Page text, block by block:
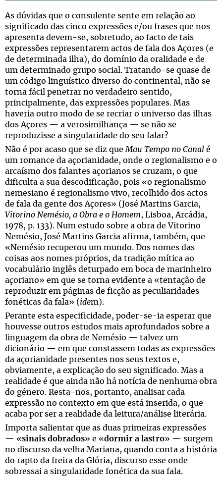
As dúvidas que o consulente sente em relação ao
significado das cinco expressões e/ou frases que nos
apresenta devem-se, sobretudo, ao facto de tais
expressões representarem actos de fala dos Açores (e
de determinada ilha), do domínio da oralidade e de
um determinado grupo social. Tratando-se quase de
um código linguístico diverso do continental, não se
torna fácil penetrar no verdadeiro sentido,
principalmente, das expressões populares. Mas
haveria outro modo de se recriar o universo das ilhas
dos Açores — a verosimilhança — se não se
reproduzisse a singularidade do seu falar?
Não é por acaso que se diz que Mau Tempo no Canal é
um romance da açorianidade, onde o regionalismo e o
arcaísmo dos falantes açorianos se cruzam, o que
dificulta a sua descodificação, pois «o regionalismo
nemesiano é regionalismo vivo, recolhido dos actos
de fala da gente dos Açores» (José Martins Garcia,
Vitorino Nemésio, a Obra e o Homem, Lisboa, Arcádia,
1978, p. 133). Num estudo sobre a obra de Vitorino
Nemésio, José Martins Garcia afirma, também, que
«Nemésio recuperou um mundo. Dos nomes das
coisas aos nomes próprios, da tradição mítica ao
vocabulário inglês deturpado em boca de marinheiro
açoriano» em que se torna evidente a «tentação de
reproduzir em páginas de ficção as peculiaridades
fonéticas da fala» ( idem).
Perante esta especificidade, poder-se-ia esperar que
houvesse outros estudos mais aprofundados sobre a
linguagem da obra de Nemésio — talvez um
dicionário — em que constassem todas as expressões
da açorianidade presentes nos seus textos e,
obviamente, a explicação do seu significado. Mas a
realidade é que ainda não há notícia de nenhuma obra
do género. Resta-nos, portanto, analisar cada
expressão no contexto em que está inserida, o que
acaba por ser a realidade da leitura/análise literária.
Importa salientar que as duas primeiras expressões
— «sinais dobrados» e «dormir a lastro» — surgem
no discurso da velha Mariana, quando conta a história
do rapto da freira da Glória, discurso esse onde
sobressai a singularidade fonética da sua fala.